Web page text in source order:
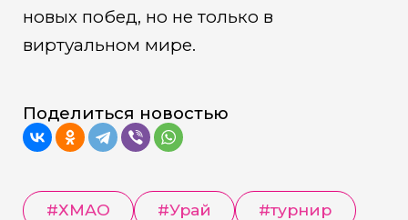
новых побед, но не только в
виртуальном мире.
Поделиться новостью
#ХМАО #Урай #турнир